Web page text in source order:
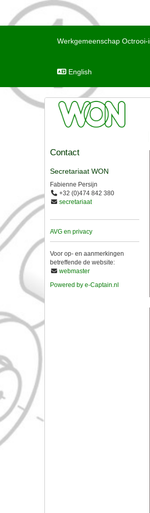
Werkgemeenschap
English
Contact
Secretariaat WON
Fabienne Persijn
+32 (0)474 842 380
secretariaat
AVG en privacy
Voor op- en aanmerkingen
betreffende de website:
webmaster
Powered by e-Captain.nl